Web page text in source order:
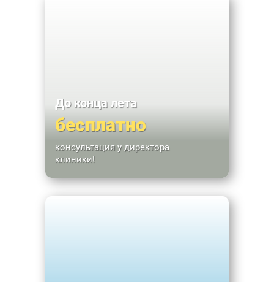
До конца лета
бесплатно
консультация у директора
клиники!